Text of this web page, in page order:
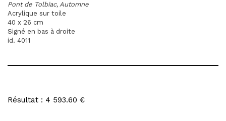
Pont de Tolbiac, Automne
Acrylique sur toile
40 x 26 cm
Signé en bas à droite
id. 4011
Résultat : 4 593.60 €